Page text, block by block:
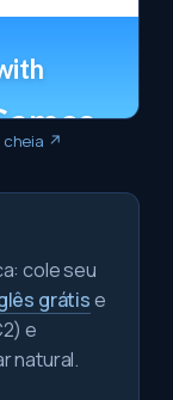
cheia ↗
cole seu
grátise
e
natural.